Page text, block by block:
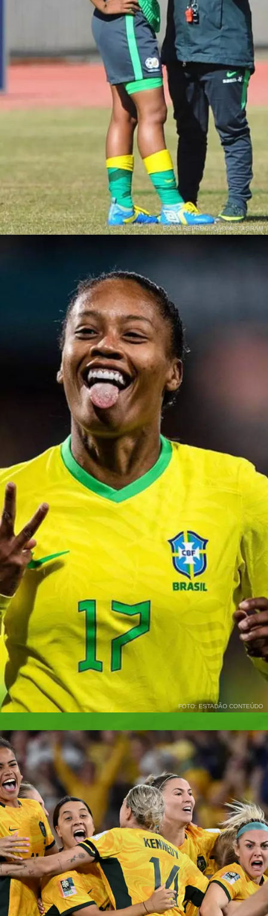
FOTO: REPRODUÇÃO/INSTAGRAM
FOTO: ESTADÃO CONTEÚDO